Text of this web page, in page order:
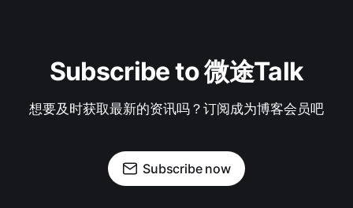
Subscribe to 微途Talk
想要及时获取最新的资讯吗？订阅成为博客会员吧
Subscribe now